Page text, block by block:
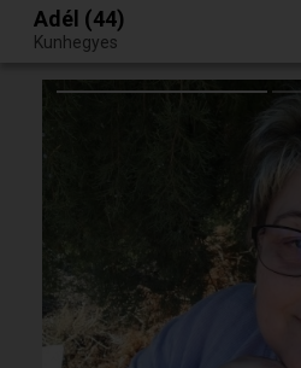
Egy jó randiból bármi lehet.
Adél (44)
Kunhegyes